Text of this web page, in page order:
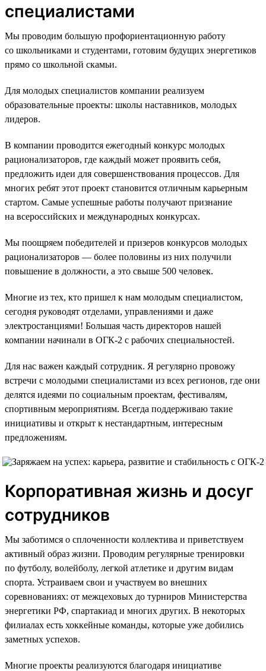
специалистами
Мы проводим большую профориентационную работу
со школьниками и студентами, готовим будущих энергетиков
прямо со школьной скамьи.
Для молодых специалистов компании реализуем
образовательные проекты: школы наставников, молодых
лидеров.
В компании проводится ежегодный конкурс молодых
рационализаторов, где каждый может проявить себя,
предложить идеи для совершенствования процессов. Для
многих ребят этот проект становится отличным карьерным
стартом. Самые успешные работы получают признание
на всероссийских и международных конкурсах.
Мы поощряем победителей и призеров конкурсов молодых
рационализаторов — более половины из них получили
повышение в должности, а это свыше 500 человек.
Многие из тех, кто пришел к нам молодым специалистом,
сегодня руководят отделами, управлениями и даже
электростанциями! Большая часть директоров нашей
компании начинали в ОГК-2 с рабочих специальностей.
Для нас важен каждый сотрудник. Я регулярно провожу
встречи с молодыми специалистами из всех регионов, где они
делятся идеями по социальным проектам, фестивалям,
спортивным мероприятиям. Всегда поддерживаю такие
инициативы и открыт к нестандартным, интересным
предложениям.
Корпоративная жизнь и досуг
сотрудников
Мы заботимся о сплоченности коллектива и приветствуем
активный образ жизни. Проводим регулярные тренировки
по футболу, волейболу, легкой атлетике и другим видам
спорта. Устраиваем свои и участвуем во внешних
соревнованиях: от межцеховых до турниров Министерства
энергетики РФ, спартакиад и многих других. В некоторых
филиалах есть хоккейные команды, которые уже добились
заметных успехов.
Многие проекты реализуются благодаря инициативе